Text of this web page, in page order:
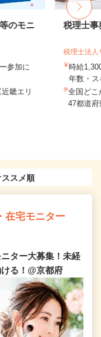
のモニ
参加に
畿エリ
税理士事
税理士法人
時給
年数・
全国どこ
47都道
在宅モニター
ター大募集！未経
る！@京都府